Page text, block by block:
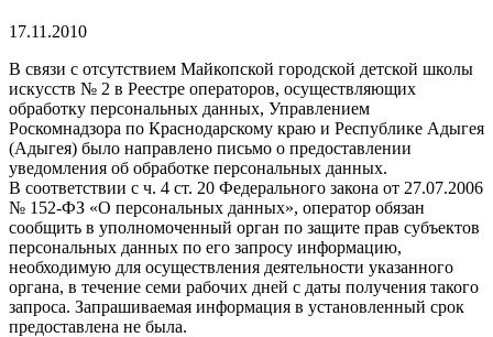
17.11.2010
В связи с отсутствием Майкопской городской детской школы
искусств № 2 в Реестре операторов, осуществляющих
обработку персональных данных, Управлением
Роскомнадзора по Краснодарскому краю и Республике Адыгея
(Адыгея) было направлено письмо о предоставлении
уведомления об обработке персональных данных.
В соответствии с ч. 4 ст. 20 Федерального закона от 27.07.2006
№ 152-ФЗ «О персональных данных», оператор обязан
сообщить в уполномоченный орган по защите прав субъектов
персональных данных по его запросу информацию,
необходимую для осуществления деятельности указанного
органа, в течение семи рабочих дней с даты получения такого
запроса. Запрашиваемая информация в установленный срок
предоставлена не была.